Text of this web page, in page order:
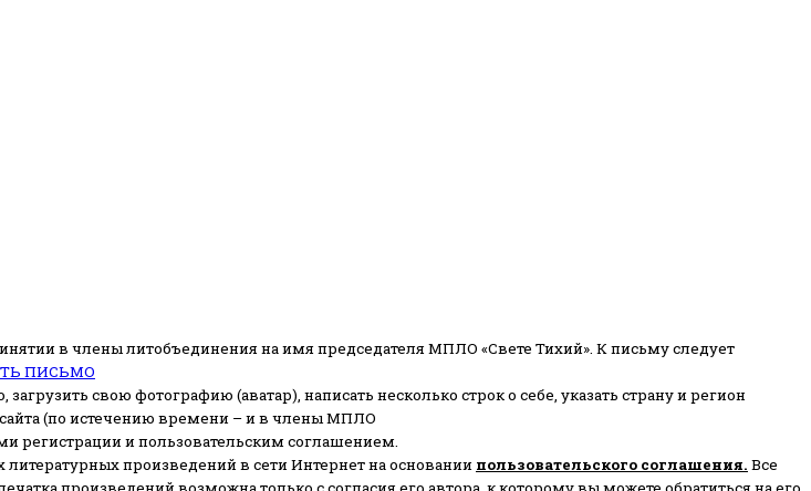
в члены литобъединения на имя председателя МПЛО «Свете Тихий». К письму следует
ПИСЬМО
свою фотографию (аватар), написать несколько строк о себе, указать страну и регион
(по истечению времени – и в члены МПЛО
регистрации и пользовательским соглашением.
произведений в сети Интернет на основании пользовательского соглашения. Все